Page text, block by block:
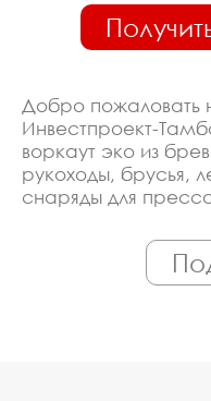
Добро пожаловать
Инвестпроект-
воркаут эко из
рукоходы, брусья,
снаряды для
производства
ЧПУ станками,